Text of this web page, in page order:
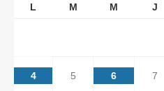
L M M J
4 5 6 7